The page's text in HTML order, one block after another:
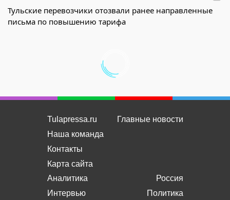
Тульские перевозчики отозвали ранее направленные
письма по повышению тарифа
Tulapressa.ru
Наша команда
Контакты
Карта сайта
Главные новости
Аналитика
Интервью
Россия
Политика